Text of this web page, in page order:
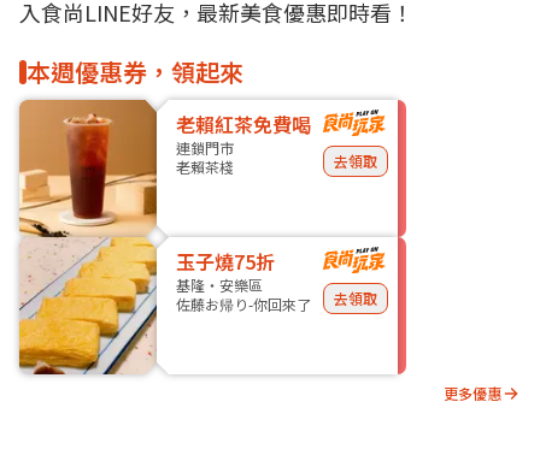
入食尚LINE好友，最新美食優惠即時看！
本週優惠券，領起來
老賴紅茶免費喝
連鎖門市
老賴茶棧
去領取
玉子燒75折
基隆・安樂區
佐藤お帰り-你回來了
去領取
更多優惠